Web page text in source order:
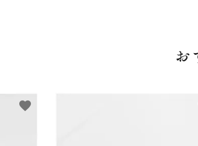
お
favorite